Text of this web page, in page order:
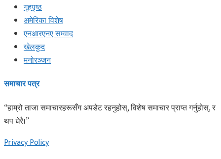
Menu गृहपृष्ठ
अमेरिका विशेष
एनआरएनए सम्वाद
खेलकुद
मनोरञ्जन
समाचार पत्र
“हाम्रो ताजा समाचारहरूसँग अपडेट रहनुहोस्, विशेष समाचार प्राप्त गर्नुहोस्, र
थप धेरै।”
Privacy Policy